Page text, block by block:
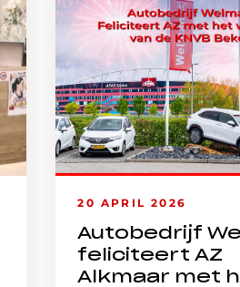
20 APRIL 2026
Autobedrijf
feliciteert AZ
Alkmaar met